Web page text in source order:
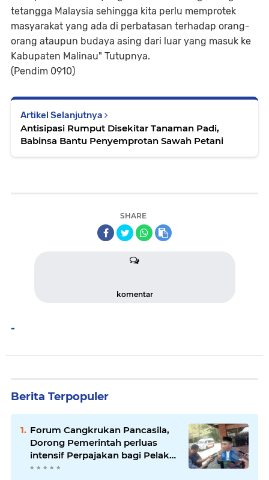
tetangga Malaysia sehingga kita perlu memprotek
masyarakat yang ada di perbatasan terhadap orang-
orang ataupun budaya asing dari luar yang masuk ke
Kabupaten Malinau" Tutupnya.
(Pendim 0910)
Artikel Selanjutnya
Antisipasi Rumput Disekitar Tanaman Padi,
Babinsa Bantu Penyemprotan Sawah Petani
SHARE
komentar
-
Berita Terpopuler
Forum Cangkrukan Pancasila,
Dorong Pemerintah perluas
intensif Perpajakan bagi Pelaku
Usaha UMKM.